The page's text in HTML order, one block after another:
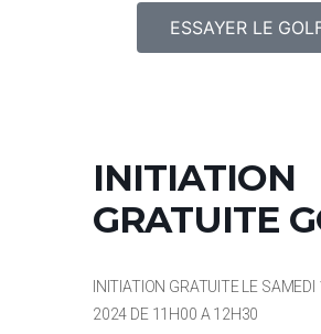
ESSAYER LE
INITIATION
GRATUITE
INITIATION GRATUITE LE SAMEDI
2024 DE 11H00 A 12H30